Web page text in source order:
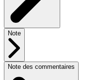
Note
Note des commentaires